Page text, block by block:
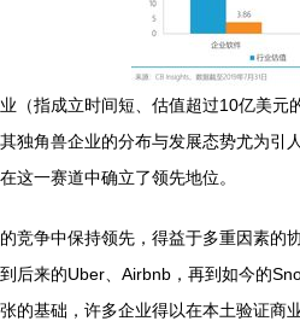
（指成立时间短、估值超过10亿美
独角兽企业的分布与发展态势尤为
这一赛道中确立了领先地位。
竞争中保持领先，得益于多重因素
后来的Uber、Airbnb，再到如今的
的基础，许多企业得以在本土验证